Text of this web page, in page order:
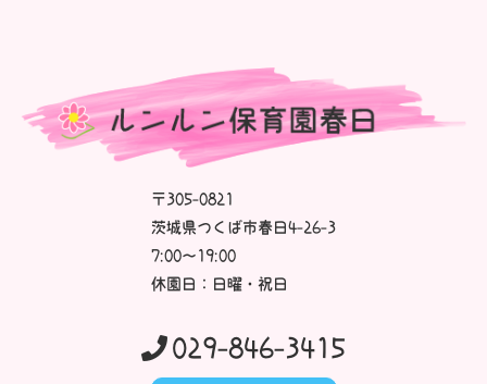
〒305-0821
茨城県つくば市春日4-26-3
7:00～19:00
休園日：日曜・祝日
029-846-3415